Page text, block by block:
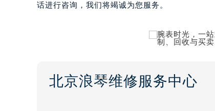
话进行咨询，我们将竭诚为您服务。
北京浪琴维修服务中心